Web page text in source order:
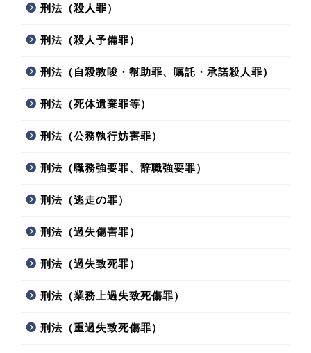
刑法（殺人罪）
刑法（殺人予備罪）
刑法（自殺教唆・幇助罪、嘱託・承諾殺人罪）
刑法（死体遺棄罪等）
刑法（公務執行妨害罪）
刑法（職務強要罪、辞職強要罪）
刑法（逃走の罪）
刑法（過失傷害罪）
刑法（過失致死罪）
刑法（業務上過失致死傷罪）
刑法（重過失致死傷罪）